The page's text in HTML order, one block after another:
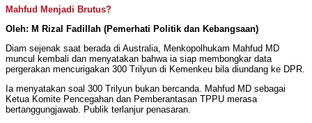
Mahfud Menjadi Brutus?
Oleh: M Rizal Fadillah (Pemerhati Politik dan Kebangsaan)
Diam sejenak saat berada di Australia, Menkopolhukam Mahfud MD
muncul kembali dan menyatakan bahwa ia siap membongkar data
pergerakan mencurigakan 300 Trilyun di Kemenkeu bila diundang ke DPR.
Ia menyatakan soal 300 Trilyun bukan bercanda. Mahfud MD sebagai
Ketua Komite Pencegahan dan Pemberantasan TPPU merasa
bertanggungjawab. Publik terlanjur penasaran.